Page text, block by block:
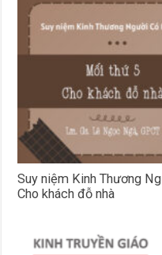
Suy niệm Kinh Thương
Cho khách đỗ nhà